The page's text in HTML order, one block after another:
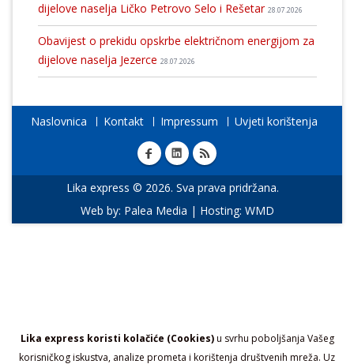
Lika express koristi kolačiće (Cookies)u svrhu poboljšanja Vašeg
korisničkog iskustva, analize prometa i korištenja društvenih mreža. Uz
dijelove naselja Ličko Petrovo Selo i Rešetar 28.07.2026
Obavijest o prekidu opskrbe električnom energijom za
dijelove naselja Jezerce 28.07.2026
Naslovnica Kontakt Impressum Uvjeti korištenja
Lika express © 2026. Sva prava pridržana.
Web by: Palea Media | Hosting: WMD